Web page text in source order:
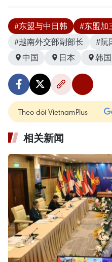
#东盟与中日韩
#东盟加
#越南外交部副部长
#阮
中国
日本 韩国
Theo dõi VietnamPlus
相关新闻